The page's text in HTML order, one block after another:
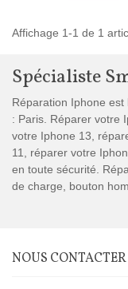
Affichage 1-1 de 1
Spécialiste
Réparation Iphone
: Paris. Réparer votre
votre Iphone 13,
11, réparer votre
en toute sécurité.
de charge, bouton
NOUS CONTACTER